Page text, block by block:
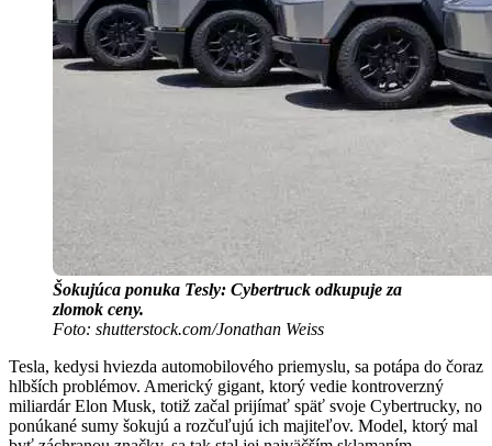
Šokujúca ponuka Tesly: Cybertruck odkupuje za
zlomok ceny.
Foto: shutterstock.com/Jonathan Weiss
Tesla, kedysi hviezda automobilového priemyslu, sa potápa do čoraz
hlbších problémov. Americký gigant, ktorý vedie kontroverzný
miliardár Elon Musk, totiž začal prijímať späť svoje Cybertrucky, no
ponúkané sumy šokujú a rozčuľujú ich majiteľov. Model, ktorý mal